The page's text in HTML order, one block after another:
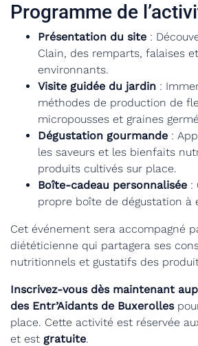
Programme de
Présentation du site :
Clain, des remparts, falaises
environnants.
Visite guidée du jardin :
méthodes de production de
micropousses et graines
Dégustation gourmande :
les saveurs et les bienfaits
produits cultivés sur place.
Boîte-cadeau personnalisée :
propre boîte de dégustation à
Cet événement sera accompagné
diététicienne qui partagera ses
nutritionnels et gustatifs des
Inscrivez-vous dès maintenant
des Entr’Aidants de Buxerolles
place. Cette activité est réservée
et est gratuite.